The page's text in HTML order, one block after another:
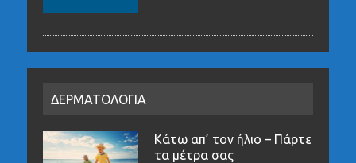
ΔΕΡΜΑΤΟΛΟΓΙΑ
Κάτω απ’ τον ήλιο – Πάρτε
τα μέτρα σας